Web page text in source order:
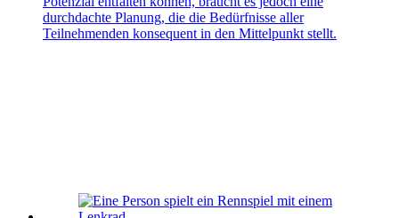
durchdachte Planung, die die Bedürfnisse aller
Teilnehmenden konsequent in den Mittelpunkt stellt.